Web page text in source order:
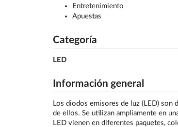
Entretenimiento
Apuestas
Categoría
LED
Información general
Los diodos emisores de luz (LED)
de ellos. Se utilizan ampliamente en
LED vienen en diferentes paquetes,